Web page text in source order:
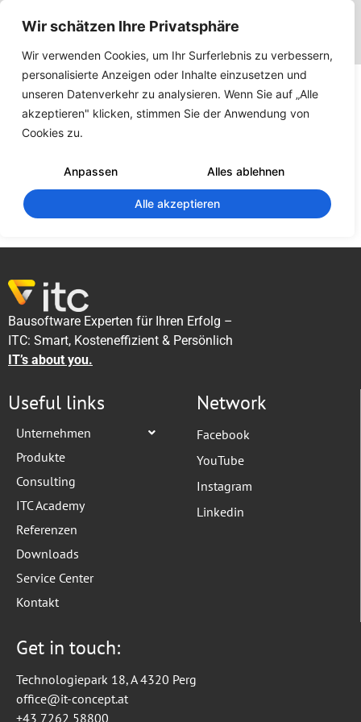
Wir schätzen Ihre Privatsphäre
Wir verwenden Cookies, um Ihr Surferlebnis zu verbessern,
personalisierte Anzeigen oder Inhalte einzusetzen und
unseren Datenverkehr zu analysieren. Wenn Sie auf „Alle
akzeptieren" klicken, stimmen Sie der Anwendung von
Cookies zu.
Anpassen Alles ablehnen
Alle akzeptieren
Baukoordinator
Trial
Downloads
Download Now!
Bausoftware Experten für Ihren Erfolg –
ITC: Smart, Kosteneffizient & Persönlich
IT’s about you.
Useful links
Unternehmen
Produkte
Consulting
ITC Academy
Referenzen
Downloads
Service Center
Kontakt
Network
Facebook
YouTube
Instagram
Linkedin
Get in touch:
Technologiepark 18, A 4320 Perg
office@it-concept.at
+43 7262 58800